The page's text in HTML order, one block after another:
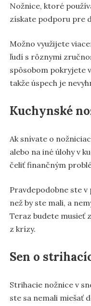
Nožnice, ktoré
získate podporu pre
Možno využijete
ľudí s rôznymi
spôsobom pokryjete
takže úspech je
Kuchynské
Ak snívate o
alebo na iné úlohy v
čeliť finančným
Pravdepodobne ste
než by ste mali, a
Teraz budete musieť
z krízy.
Sen o
Strihacie nožnice v
ste sa nemali miešať